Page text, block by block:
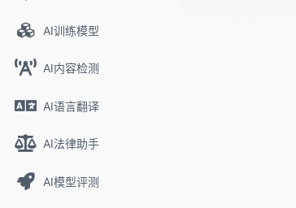
AI训练模型
AI内容检测
AI语言翻译
AI法律助手
AI模型评测